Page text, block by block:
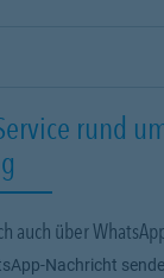
rund
auch über
Nachricht